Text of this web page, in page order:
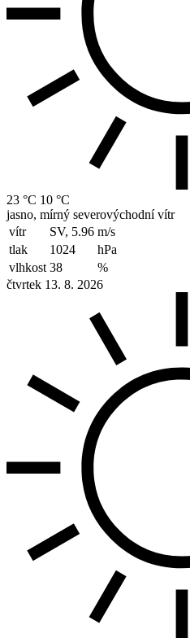
23 °C 10 °C
jasno, mírný severovýchodní vítr
vítr
SV, 5.96 m/s
tlak
1024
hPa
vlhkost 38
%
čtvrtek 13. 8. 2026